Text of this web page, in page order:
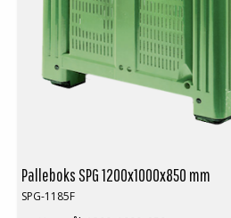
Palleboks SPG 1200x1000x850 mm
SPG-1185F